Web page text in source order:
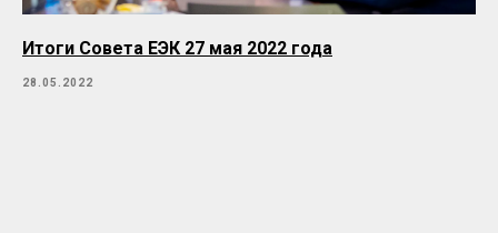
Итоги Совета ЕЭК 27 мая 2022 года
28.05.2022